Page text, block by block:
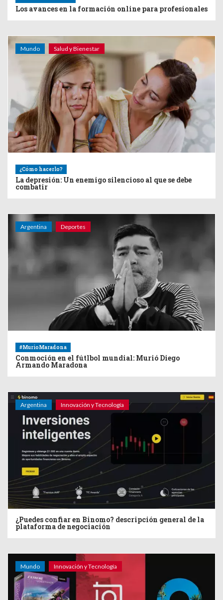
Los avances en la formación online para profesionales
Mundo Salud y Bienestar
¿Cómo hacerlo?
La depresión: Un enemigo silencioso al que se debe
combatir
Argentina Deportes
#MurioMaradona
Conmoción en el fútlbol mundial: Murió Diego
Armando Maradona
Argentina Innovación y Tecnología
¿Puedes confiar en Binomo? descripción general de la
plataforma de negociación
Mundo Innovación y Tecnología